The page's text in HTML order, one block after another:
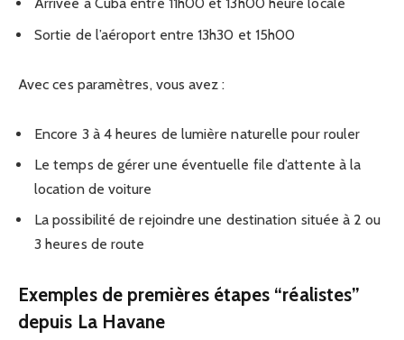
Arrivée à Cuba entre 11h00 et 13h00 heure locale
Sortie de l’aéroport entre 13h30 et 15h00
Avec ces paramètres, vous avez :
Encore 3 à 4 heures de lumière naturelle pour rouler
Le temps de gérer une éventuelle file d’attente à la
location de voiture
La possibilité de rejoindre une destination située à 2 ou
3 heures de route
Exemples de premières étapes “réalistes”
depuis La Havane